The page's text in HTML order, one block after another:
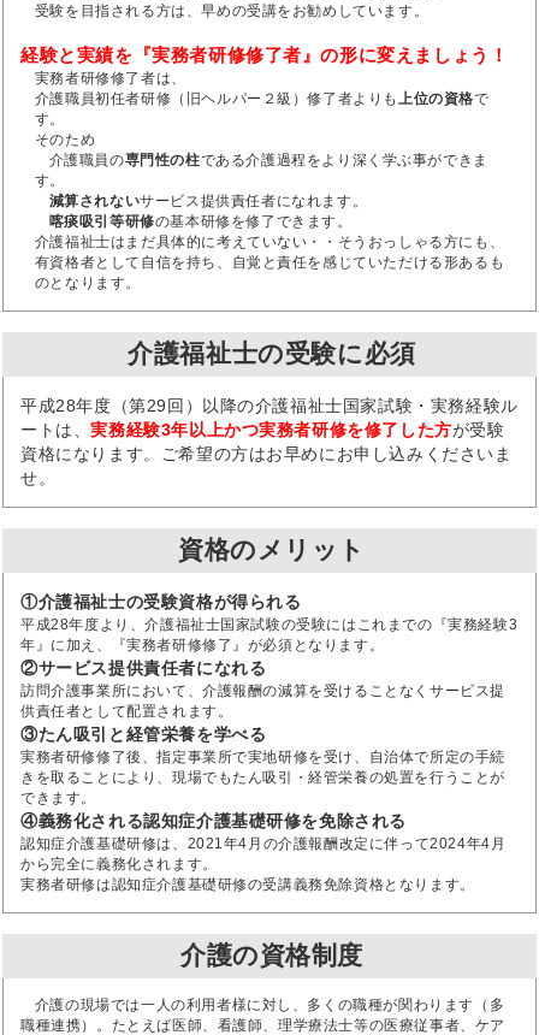
受験を目指される方は、早めの受講をお勧めしています。
経験と実績を『実務者研修修了者』の形に変えましょう！
実務者研修修了者は、
介護職員初任者研修（旧ヘルパー２級）修了者よりも
上位の資格で
す。
そのため
介護職員の専門性の柱である介護過程をより深く学ぶ事ができま
す。
減算されないサービス提供責任者になれます。
喀痰吸引等研修の基本研修を修了できます。
介護福祉士はまだ具体的に考えていない・・そうおっしゃる方にも、
有資格者として自信を持ち、自覚と責任を感じていただける形あるも
のとなります。
介護福祉士の受験に必須
平成28年度（第29回）以降の介護福祉士国家試験・実務経験ル
ートは、実務経験3年以上かつ実務者研修を修了した方が受験
資格になります。ご希望の方はお早めにお申し込みくださいま
せ。
資格のメリット
①介護福祉士の受験資格が得られる
平成28年度より、介護福祉士国家試験の受験にはこれまでの『実務経験3
年』に加え、『実務者研修修了』が必須となります。
②サービス提供責任者になれる
訪問介護事業所において、介護報酬の減算を受けることなくサービス提
供責任者として配置されます。
③たん吸引と経管栄養を学べる
実務者研修修了後、指定事業所で実地研修を受け、自治体で所定の手続
きを取ることにより、現場でもたん吸引・経管栄養の処置を行うことが
できます。
④義務化される認知症介護基礎研修を免除される
認知症介護基礎研修は、2021年4月の介護報酬改定に伴って2024年4月
から完全に義務化されます。
実務者研修は認知症介護基礎研修の受講義務免除資格となります。
介護の資格制度
介護の現場では一人の利用者様に対し、多くの職種が関わります（多
職種連携）。たとえば医師、看護師、理学療法士等の医療従事者、ケア